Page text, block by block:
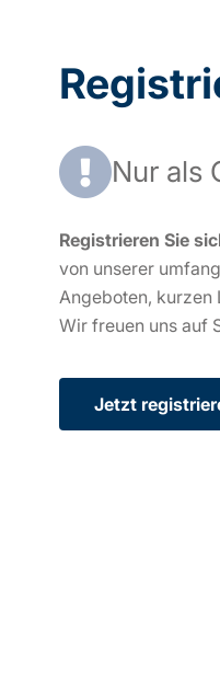
Nur als
Registrieren Sie
von unserer
Angeboten, kurzen
Wir freuen uns auf
Jetzt